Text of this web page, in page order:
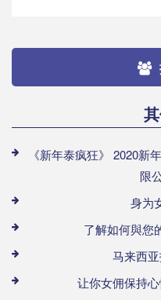
《新年泰疯狂》 2020新
限
身为
了解如何與您
马来西
让你女佣保持